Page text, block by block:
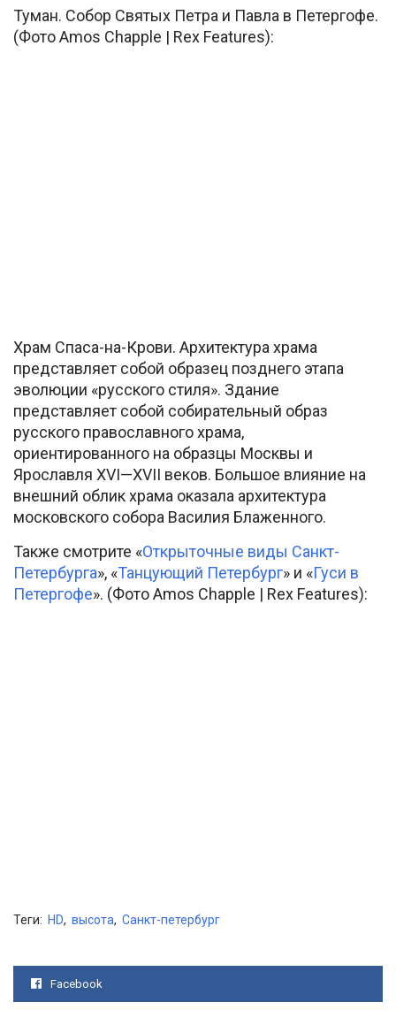
Туман. Собор Святых Петра и Павла в Петергофе.
(Фото Amos Chapple | Rex Features):
Храм Спаса-на-Крови. Архитектура храма
представляет собой образец позднего этапа
эволюции «русского стиля». Здание
представляет собой собирательный образ
русского православного храма,
ориентированного на образцы Москвы и
Ярославля XVI—XVII веков. Большое влияние на
внешний облик храма оказала архитектура
московского собора Василия Блаженного.
Также смотрите «Открыточные виды Санкт-
Петербурга», «Танцующий Петербург» и «Гуси в
Петергофе». (Фото Amos Chapple | Rex Features):
Теги: HD, высота, Санкт-петербург
Facebook